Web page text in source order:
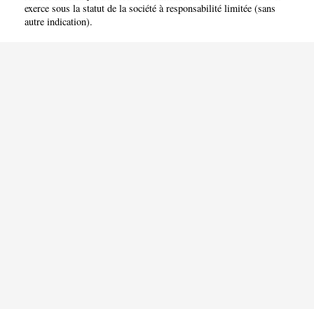
exerce sous la statut de la société à responsabilité limitée (sans
autre indication).